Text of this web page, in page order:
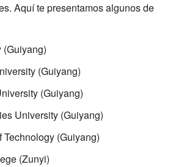
Aquí te presentamos algunos de
(Guiyang)
(Guiyang)
University (Guiyang)
(Guiyang)
(Zunyi)